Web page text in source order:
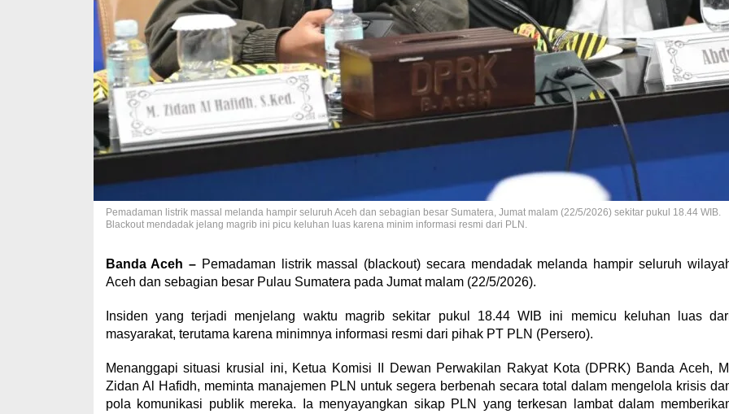
Pemadaman listrik massal melanda hampir seluruh Aceh dan sebagian besar Sumatera, Jumat malam (22/5/2026) sekitar pukul 18.44 WIB.
Blackout mendadak jelang magrib ini picu keluhan luas karena minim informasi resmi dari PLN.
Banda Aceh – Pemadaman listrik massal (blackout) secara mendadak melanda hampir seluruh
Aceh dan sebagian besar Pulau Sumatera pada Jumat malam (22/5/2026).
Insiden yang terjadi menjelang waktu magrib sekitar pukul 18.44 WIB ini memicu keluhan luas
masyarakat, terutama karena minimnya informasi resmi dari pihak PT PLN (Persero).
Menanggapi situasi krusial ini, Ketua Komisi II Dewan Perwakilan Rakyat Kota (DPRK) Banda Aceh,
Zidan Al Hafidh, meminta manajemen PLN untuk segera berbenah secara total dalam mengelola krisis
pola komunikasi publik mereka. Ia menyayangkan sikap PLN yang terkesan lambat dalam